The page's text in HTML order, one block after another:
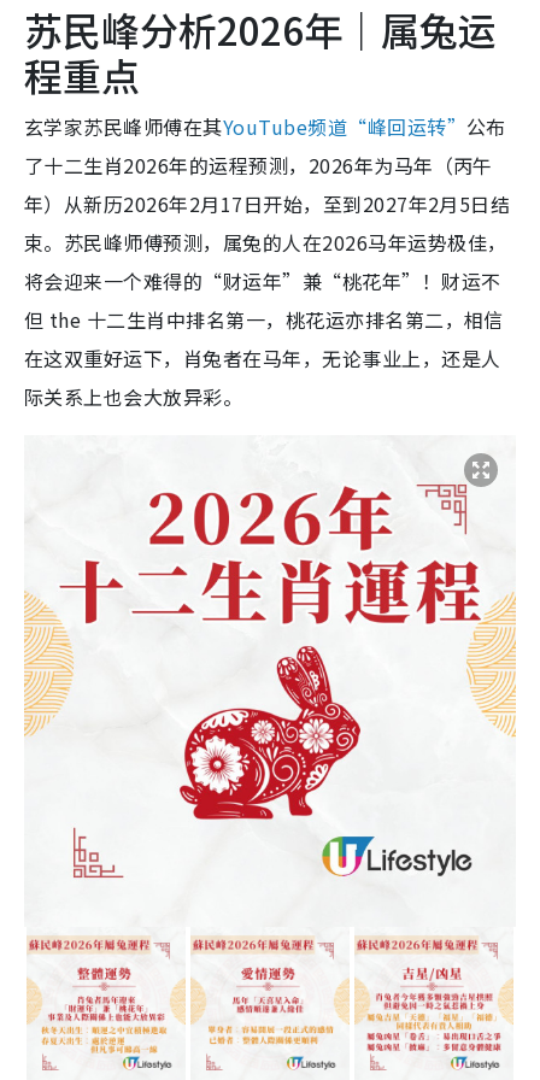
苏民峰分析2026年｜属兔运
程重点
玄学家苏民峰师傅在其YouTube频道“峰回运转” 公布
了十二生肖2026年的运程预测，2026年为马年（丙午
年）从新历2026年2月17日开始，至到2027年2月5日结
束。苏民峰师傅预测，属兔的人在2026马年运势极佳，
将会迎来一个难得的“财运年”兼“桃花年”！财运不
但 the 十二生肖中排名第一，桃花运亦排名第二，相信
在这双重好运下，肖兔者在马年，无论事业上，还是人
际关系上也会大放异彩。